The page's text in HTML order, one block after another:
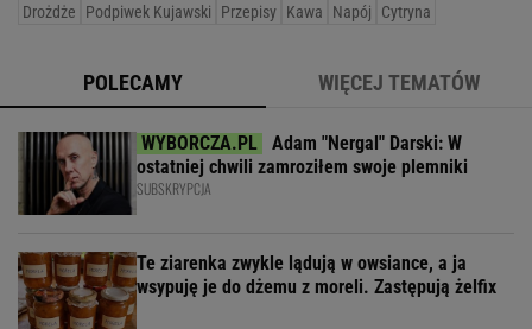
Drożdże Podpiwek Kujawski Przepisy Kawa Napój Cytryna
POLECAMY WIĘCEJ TEMATÓW
Adam "Nergal" Darski: W
ostatniej chwili zamroziłem swoje plemniki
SUBSKRYPCJA
Te ziarenka zwykle lądują w owsiance, a ja
wsypuję je do dżemu z moreli. Zastępują żelfix